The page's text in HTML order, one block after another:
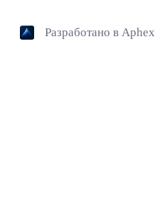
Разработано в Aphex